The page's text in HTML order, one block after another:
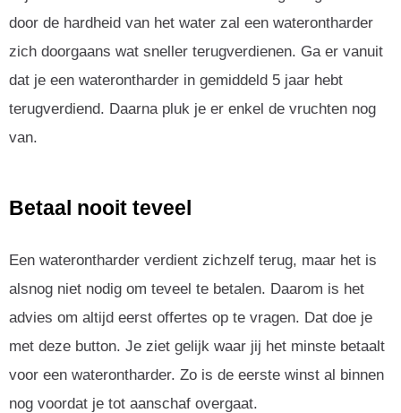
door de hardheid van het water zal een waterontharder
zich doorgaans wat sneller terugverdienen. Ga er vanuit
dat je een waterontharder in gemiddeld 5 jaar hebt
terugverdiend. Daarna pluk je er enkel de vruchten nog
van.
Betaal nooit teveel
Een waterontharder verdient zichzelf terug, maar het is
alsnog niet nodig om teveel te betalen. Daarom is het
advies om altijd eerst offertes op te vragen. Dat doe je
met deze button. Je ziet gelijk waar jij het minste betaalt
voor een waterontharder. Zo is de eerste winst al binnen
nog voordat je tot aanschaf overgaat.